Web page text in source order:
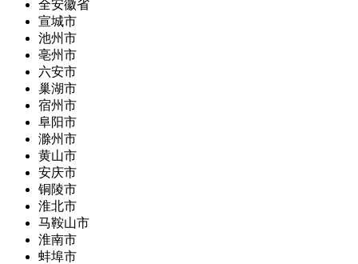
全安徽省
宣城市
池州市
亳州市
六安市
巢湖市
宿州市
阜阳市
滁州市
黄山市
安庆市
铜陵市
淮北市
马鞍山市
淮南市
蚌埠市